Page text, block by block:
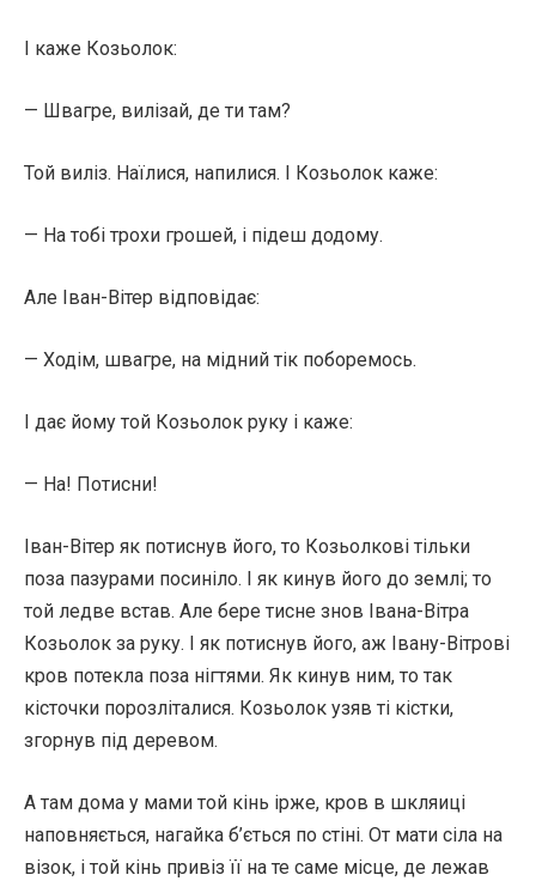
І каже Козьолок:
— Швагре, вилізай, де ти там?
Той виліз. Наїлися, напилися. І Козьолок каже:
— На тобі трохи грошей, і підеш додому.
Але Іван-Вітер відповідає:
— Ходім, швагре, на мідний тік поборемось.
І дає йому той Козьолок руку і каже:
— На! Потисни!
Іван-Вітер як потиснув його, то Козьолкові тільки
поза пазурами посиніло. І як кинув його до землі; то
той ледве встав. Але бере тисне знов Івана-Вітра
Козьолок за руку. І як потиснув його, аж Івану-Вітрові
кров потекла поза нігтями. Як кинув ним, то так
кісточки порозліталися. Козьолок узяв ті кістки,
згорнув під деревом.
А там дома у мами той кінь ірже, кров в шкляиці
наповняється, нагайка б’ється по стіні. От мати сіла на
візок, і той кінь привіз її на те саме місце, де лежав